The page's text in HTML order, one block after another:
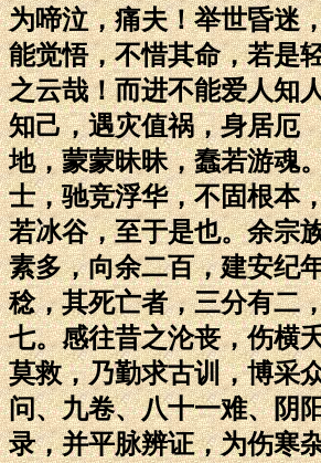
为啼泣，痛夫！举世昏迷
能觉悟，不惜其命，若是
之云哉！而进不能爱人知
知己，遇灾值祸，身居厄
地，蒙蒙昧昧，蠢若游魂
士，驰竞浮华，不固根本
若冰谷，至于是也。余宗
素多，向余二百，建安纪
稔，其死亡者，三分有二
七。感往昔之沦丧，伤横
莫救，乃勤求古训，博采
问、九卷、八十一难、阴
录，并平脉辨证，为伤寒